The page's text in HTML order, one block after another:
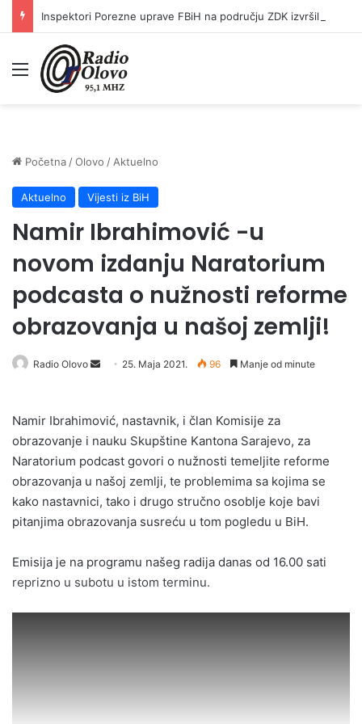
Meni
Početna /Olovo / Aktuelno
Aktuelno Vijesti iz BiH
Namir Ibrahimović -u
novom izdanju Naratorium
podcasta o nužnosti reforme
obrazovanja u našoj zemlji!
Radio Olovo
Send 25. Maja 2021. 96 Manje od minute
Namir Ibrahimović, nastavnik, i član Komisije za
obrazovanje i nauku Skupštine Kantona Sarajevo, za
Naratorium podcast govori o nužnosti temeljite reforme
obrazovanja u našoj zemlji, te problemima sa kojima se
kako nastavnici, tako i drugo stručno osoblje koje bavi
pitanjima obrazovanja susreću u tom pogledu u BiH.
Emisija je na programu našeg radija danas od 16.00 sati
reprizno u subotu u istom terminu.